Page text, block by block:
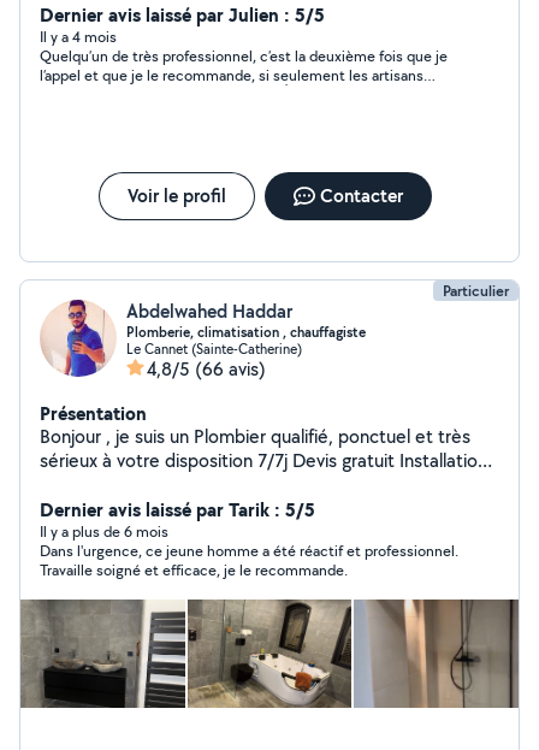
Dernier avis laissé par Julien : 5/5
Il y a 4 mois
Quelqu’un de très professionnel, c’est la deuxième fois que je
l’appel et que je le recommande, si seulement les artisans
Voir le profil Contacter
Particulier
Abdelwahed Haddar
Plomberie, climatisation , chauffagiste
Le Cannet (Sainte-Catherine)
4,8/5 (66 avis)
Présentation
Bonjour , je suis un Plombier qualifié, ponctuel et très
sérieux à votre disposition 7/7j Devis gratuit Installation
faut bien équipé Voici ci dessous quelque photos de
mes chantiers Merci
Dernier avis laissé par Tarik : 5/5
Il y a plus de 6 mois
Dans l'urgence, ce jeune homme a été réactif et professionnel.
Travaille soigné et efficace, je le recommande.